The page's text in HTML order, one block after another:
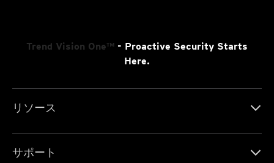
Trend Vision One™ - Proactive Security Starts
Here.
リソース
サポート